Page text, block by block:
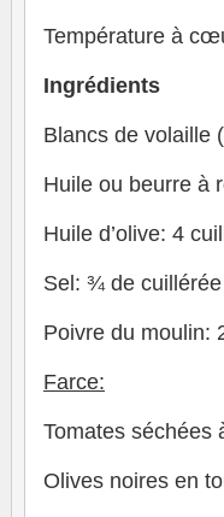
Température à
Ingrédients
Blancs de volaille
Huile ou beurre à
Huile d’olive: 4
Sel: ¾ de
Poivre du moulin:
Farce:
Tomates séchées
Olives noires en